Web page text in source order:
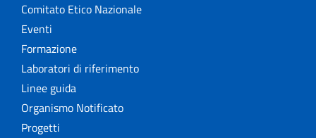
Comitato Etico Nazionale
Eventi
Formazione
Laboratori di riferimento
Linee guida
Organismo Notificato
Progetti